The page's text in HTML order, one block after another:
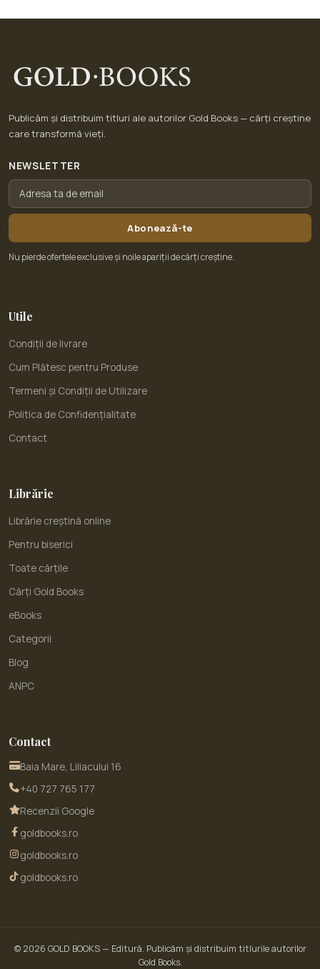
Publicăm și distribuim titluri ale autorilor Gold Books — cărți creștine
care transformă vieți.
NEWSLETTER
Abonează-te
Nu pierde ofertele exclusive și noile apariții de cărți creștine.
Utile
Condiții de livrare
Cum Plătesc pentru Produse
Termeni și Condiții de Utilizare
Politica de Confidențialitate
Contact
Librărie
Librărie creștină online
Pentru biserici
Toate cărțile
Cărți Gold Books
eBooks
Categorii
Blog
ANPC
Contact
Baia Mare, Liliacului 16
+40 727 765 177
Recenzii Google
goldbooks.ro
goldbooks.ro
goldbooks.ro
© 2026 GOLD BOOKS— Editură. Publicăm și distribuim titlurile autorilor
Gold Books.